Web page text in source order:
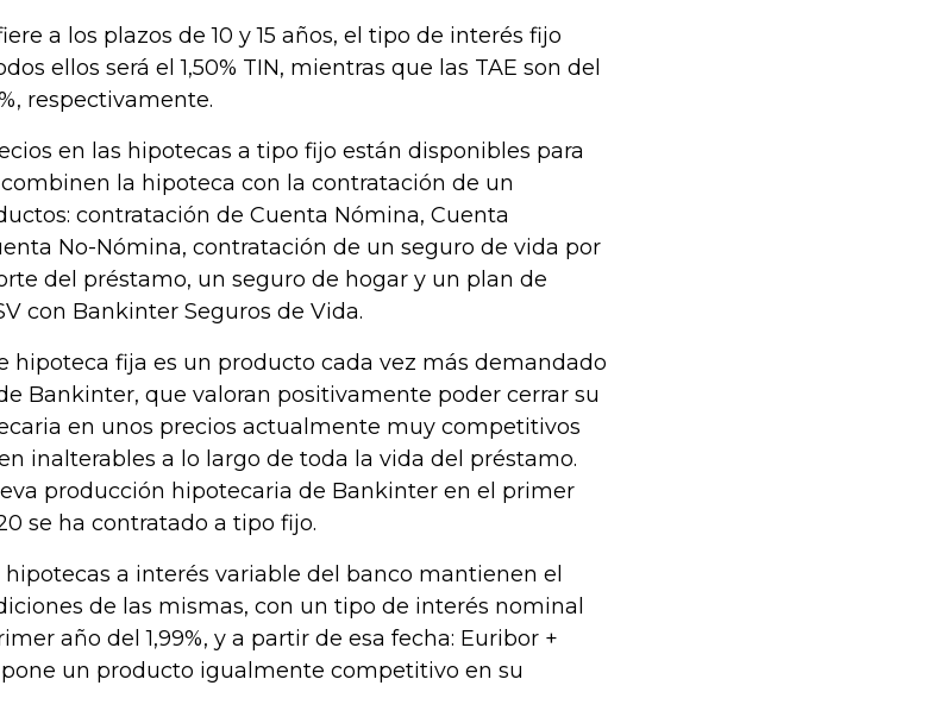
a los plazos de 10 y 15 años, el tipo de interés fijo
ellos será el 1,50% TIN, mientras que las TAE son del
respectivamente.
en las hipotecas a tipo fijo están disponibles para
la hipoteca con la contratación de un
contratación de Cuenta Nómina, Cuenta
No-Nómina, contratación de un seguro de vida por
del préstamo, un seguro de hogar y un plan de
con Bankinter Seguros de Vida.
hipoteca fija es un producto cada vez más demandado
Bankinter, que valoran positivamente poder cerrar su
en unos precios actualmente muy competitivos
inalterables a lo largo de toda la vida del préstamo.
producción hipotecaria de Bankinter en el primer
se ha contratado a tipo fijo.
hipotecas a interés variable del banco mantienen el
de las mismas, con un tipo de interés nominal
año del 1,99%, y a partir de esa fecha: Euribor +
un producto igualmente competitivo en su